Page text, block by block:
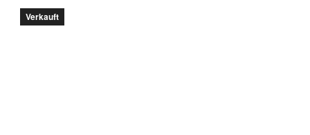
Uhren
Verkauft